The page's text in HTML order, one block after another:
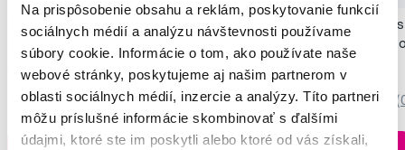
Na prispôsobenie obsahu a reklám, poskytovanie funkcií
sociálnych médií a analýzu návštevnosti používame
súbory cookie. Informácie o tom, ako používate naše
webové stránky, poskytujeme aj našim partnerom v
oblasti sociálnych médií, inzercie a analýzy. Títo partneri
môžu príslušné informácie skombinovať s ďalšími
údajmi, ktoré ste im poskytli alebo ktoré od vás získali,
Brush-baby WildOnes detská sonická
45,00 €
0,0/5 (0x)
Na sklade > 5 ks
Brush-baby
kefka, tiger, 0-10
45,00 €
0,0 /5